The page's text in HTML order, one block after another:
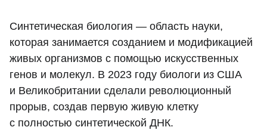
Синтетическая биология — область науки,
которая занимается созданием и модификацией
живых организмов с помощью искусственных
генов и молекул. В 2023 году биологи из США
и Великобритании сделали революционный
прорыв, создав первую живую клетку
с полностью синтетической ДНК.